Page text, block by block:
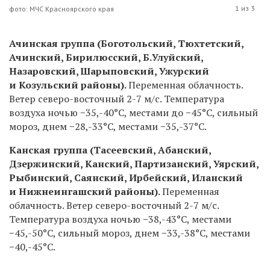
фото: МЧС Красноярского края 1 из 3
Ачинская группа (Боготольский, Тюхтетский,
Ачинский, Бирилюсский, Б.Улуйский,
Назаровский, Шарыповский, Ужурский
и Козульский районы).Переменная облачность.
Ветер северо-восточный 2-7 м/с. Температура
воздуха ночью −35,-40°C, местами до −45°C, сильный
мороз, днем −28,-33°C, местами −35,-37°C.
Канская группа (Тасеевский, Абанский,
Дзержинский, Канский, Партизанский, Уярский,
Рыбинский, Саянский, Ирбейский, Иланский
и Нижнеингашский районы).Переменная
облачность. Ветер северо-восточный 2-7 м/с.
Температура воздуха ночью −38,-43°C, местами
−45,-50°C, сильный мороз, днем −33,-38°C, местами
−40,-45°C.